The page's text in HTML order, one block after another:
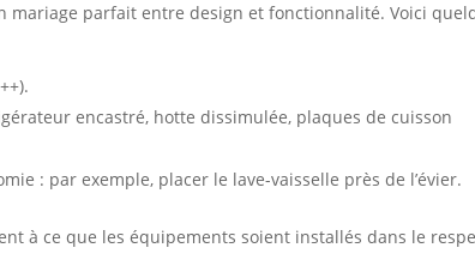
parfait entre design et fonctionnalité. Voici
encastré, hotte dissimulée, plaques de cuisson
: par exemple, placer le lave-vaisselle près de l’évier.
à ce que les équipements soient installés dans le